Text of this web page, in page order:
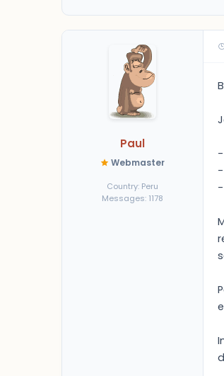
Paul
Webmaster
Country: Peru
Messages: 1178